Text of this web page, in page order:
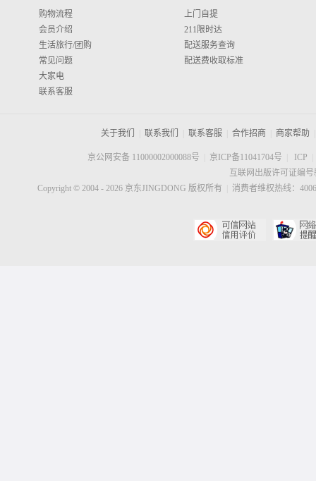
购物流程
会员介绍
生活旅行/团购
常见问题
大家电
联系客服
上门自提
211限时达
配送服务查询
配送费收取标准
关于我们 联系我们 联系客服 合作招商 商家帮助
京公网安备 11000002000088号 京ICP备11041704号 ICP
互联网出版许可证编
Copyright © 2004 - 2026京东JINGDONG 版权所有 消费者维权热线：